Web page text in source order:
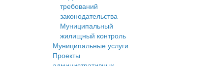
требований
законодательства
Муниципальный
жилищный контроль
Муниципальные услуги
Проекты